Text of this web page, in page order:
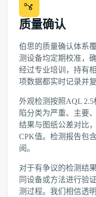
质量确认
伯思的质量确认体系
测设备均定期校准，
经过专业培训，持有
项数据都实时记录并
外观检测按照AQL
陷分类为严重、主要
结果与图纸公差对比
CPK值。检测报告包
阅。
对于有争议的检测结
同设备或方法进行验
测过程。我们相信透